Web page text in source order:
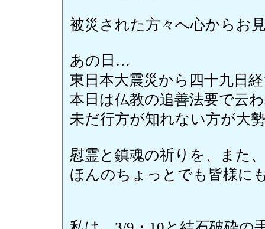
被災された方々へ心からお
あの日…
東日本大震災から四十九日
本日は仏教の追善法要で云
未だ行方が知れない方が大
慰霊と鎮魂の祈りを、また
ほんのちょっとでも皆様に